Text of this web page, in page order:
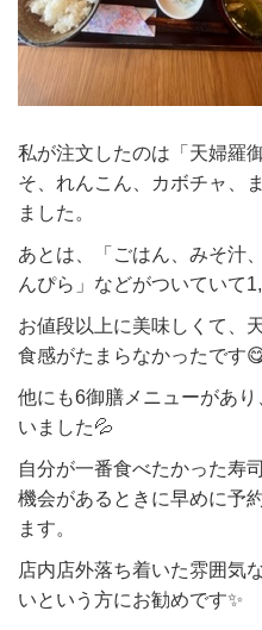
私が注文したのは「天婦羅
そ、れんこん、カボチャ、
ました。
あとは、「ごはん、みそ汁
んぴら」などがついていて
お値段以上に美味しくて、
食感がたまらなかったです
他にも6御膳メニューがあ
いました💦
自分が一番食べたかった寿
機会があるときに早めに予
ます。
店内店外落ち着いた雰囲気
いという方にお勧めです✨